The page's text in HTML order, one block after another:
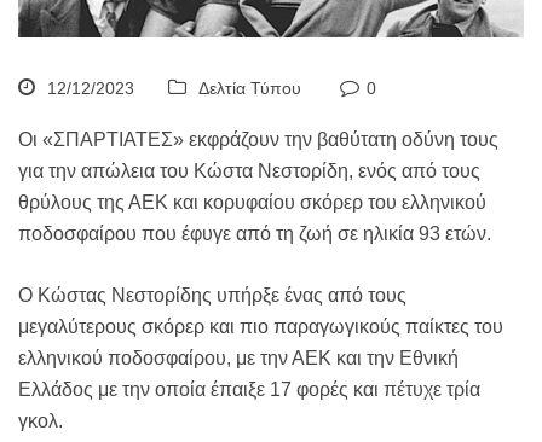
12/12/2023 Δελτία Τύπου 0
Οι «ΣΠΑΡΤΙΑΤΕΣ» εκφράζουν την βαθύτατη οδύνη τους
για την απώλεια του Κώστα Νεστορίδη, ενός από τους
θρύλους της ΑΕΚ και κορυφαίου σκόρερ του ελληνικού
ποδοσφαίρου που έφυγε από τη ζωή σε ηλικία 93 ετών.
Ο Κώστας Νεστορίδης υπήρξε ένας από τους
μεγαλύτερους σκόρερ και πιο παραγωγικούς παίκτες του
ελληνικού ποδοσφαίρου, με την ΑΕΚ και την Εθνική
Ελλάδος με την οποία έπαιξε 17 φορές και πέτυχε τρία
γκολ.